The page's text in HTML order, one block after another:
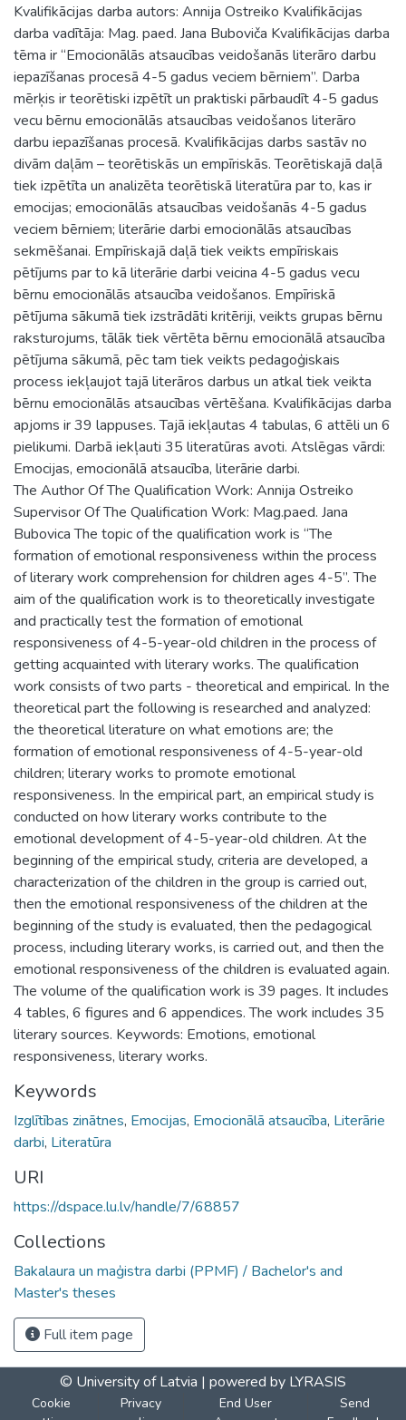
Kvalifikācijas darba autors: Annija Ostreiko Kvalifikācijas
darba vadītāja: Mag. paed. Jana Buboviča Kvalifikācijas darba
tēma ir “Emocionālās atsaucības veidošanās literāro darbu
iepazīšanas procesā 4-5 gadus veciem bērniem”. Darba
mērķis ir teorētiski izpētīt un praktiski pārbaudīt 4-5 gadus
vecu bērnu emocionālās atsaucības veidošanos literāro
darbu iepazīšanas procesā. Kvalifikācijas darbs sastāv no
divām daļām – teorētiskās un empīriskās. Teorētiskajā daļā
tiek izpētīta un analizēta teorētiskā literatūra par to, kas ir
emocijas; emocionālās atsaucības veidošanās 4-5 gadus
veciem bērniem; literārie darbi emocionālās atsaucības
sekmēšanai. Empīriskajā daļā tiek veikts empīriskais
pētījums par to kā literārie darbi veicina 4-5 gadus vecu
bērnu emocionālās atsaucība veidošanos. Empīriskā
pētījuma sākumā tiek izstrādāti kritēriji, veikts grupas bērnu
raksturojums, tālāk tiek vērtēta bērnu emocionālā atsaucība
pētījuma sākumā, pēc tam tiek veikts pedagoģiskais
process iekļaujot tajā literāros darbus un atkal tiek veikta
bērnu emocionālās atsaucības vērtēšana. Kvalifikācijas darba
apjoms ir 39 lappuses. Tajā iekļautas 4 tabulas, 6 attēli un 6
pielikumi. Darbā iekļauti 35 literatūras avoti. Atslēgas vārdi:
Emocijas, emocionālā atsaucība, literārie darbi.
The Author Of The Qualification Work: Annija Ostreiko
Supervisor Of The Qualification Work: Mag.paed. Jana
Bubovica The topic of the qualification work is “The
formation of emotional responsiveness within the process
of literary work comprehension for children ages 4-5”. The
aim of the qualification work is to theoretically investigate
and practically test the formation of emotional
responsiveness of 4-5-year-old children in the process of
getting acquainted with literary works. The qualification
work consists of two parts - theoretical and empirical. In the
theoretical part the following is researched and analyzed:
the theoretical literature on what emotions are; the
formation of emotional responsiveness of 4-5-year-old
children; literary works to promote emotional
responsiveness. In the empirical part, an empirical study is
conducted on how literary works contribute to the
emotional development of 4-5-year-old children. At the
beginning of the empirical study, criteria are developed, a
characterization of the children in the group is carried out,
then the emotional responsiveness of the children at the
beginning of the study is evaluated, then the pedagogical
process, including literary works, is carried out, and then the
emotional responsiveness of the children is evaluated again.
The volume of the qualification work is 39 pages. It includes
4 tables, 6 figures and 6 appendices. The work includes 35
literary sources. Keywords: Emotions, emotional
responsiveness, literary works.
Keywords
Izglītības zinātnes, Emocijas, Emocionālā atsaucība, Literārie
darbi, Literatūra
URI
https://dspace.lu.lv/handle/7/68857
Collections
Bakalaura un maģistra darbi (PPMF) / Bachelor's and
Master's theses
Full item page
© University of Latvia | powered by LYRASIS
Cookie
Privacy
End User
Send